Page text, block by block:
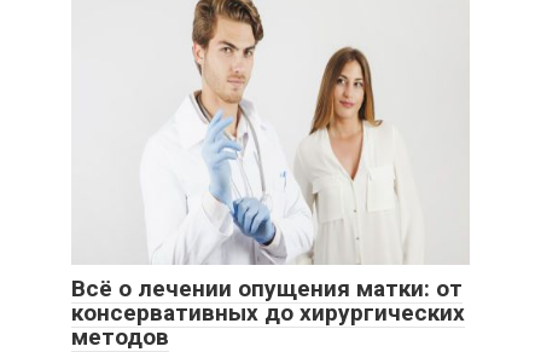
Всё о лечении опущения матки: от
консервативных до хирургических
методов